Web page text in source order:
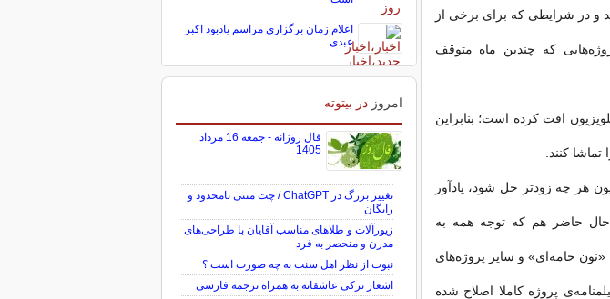
و در شرایطی که برای برخی از
که چندین‌ ماه متوقف
افت کرده است؛ بنابراین
کنند.
هر چه زودتر حل شود، یادآور
حاضر هم که توجه همه به
«نون‌ خامه‌ای» و سایر پروژه‌های
پروژه کاملا اصلاح شده
اعلام زمان برگزاری مراسم یادبود اکبر
عبدی
امروز در بیتوته
فال روزانه - جمعه 16 مرداد
1405
تغییر بزرگ در ChatGPT / چت متنی نامحدود و
رایگان
زیورآلات و طلاهای مناسب آقایان با طراحی‌های
مدرن و منحصر به فرد
نبوت از نظر اهل سنت به چه صورت است ؟
اشعار ترکی عاشقانه به همراه ترجمه فارسی